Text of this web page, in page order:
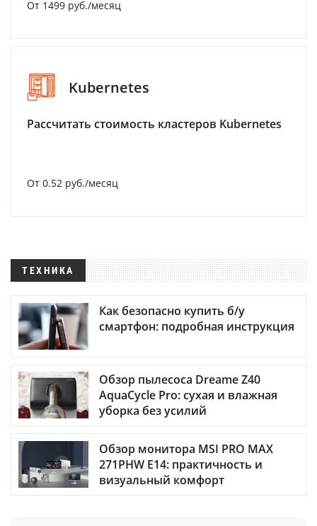
От 1499 руб./месяц
Kubernetes
Рассчитать стоимость кластеров Kubernetes
От 0.52 руб./месяц
ТЕХНИКА
Как безопасно купить б/у
смартфон: подробная инструкция
Обзор пылесоса Dreame Z40
AquaCycle Pro: сухая и влажная
уборка без усилий
Обзор монитора MSI PRO MAX
271PHW E14: практичность и
визуальный комфорт